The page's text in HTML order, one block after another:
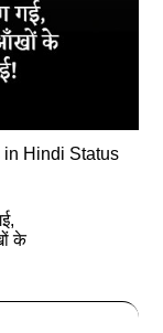
in Hindi Status
के